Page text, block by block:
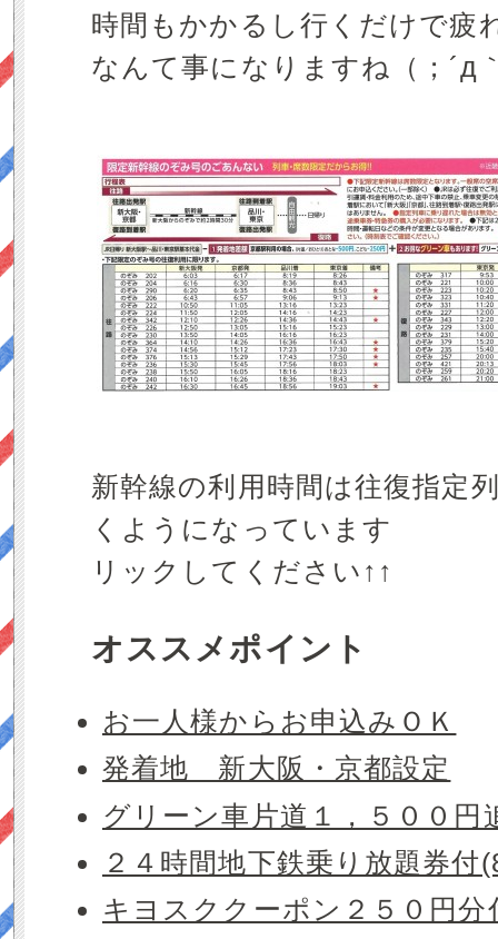
時間もかかるし行くだけで疲
なんて事になりますね（；´д
新幹線の利用時間は往復指定
くようになってい
リックしてください↑↑
オススメポイント
お一人様からお申込みＯＫ
発着地 新大阪・京都設定
グリーン車片道１，５００円
２４時間地下鉄乗り放題券付
キヨスククーポン２５０円分